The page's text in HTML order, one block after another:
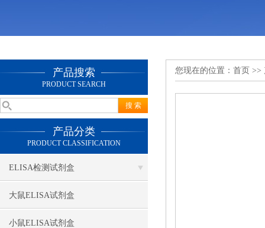
产品搜索
PRODUCT SEARCH
产品分类
PRODUCT CLASSIFICATION
ELISA检测试剂盒
大鼠ELISA试剂盒
小鼠ELISA试剂盒
您现在的位置： 首页 >>